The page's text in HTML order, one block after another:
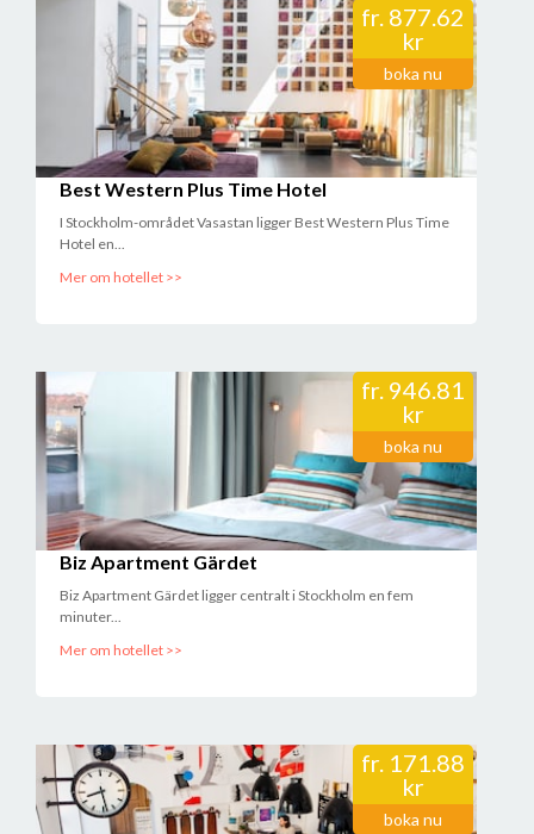
fr. 877.62
kr
boka nu
Best Western Plus Time Hotel
I Stockholm-området Vasastan ligger Best Western Plus Time
Hotel en...
Mer om hotellet >>
fr. 946.81
kr
boka nu
Biz Apartment Gärdet
Biz Apartment Gärdet ligger centralt i Stockholm en fem
minuter...
Mer om hotellet >>
fr. 171.88
kr
boka nu